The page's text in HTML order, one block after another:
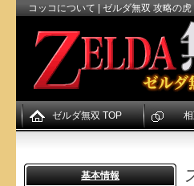
コッコについて | ゼルダ無双 攻略の虎
基本情報
ゼルダ無双 TOP